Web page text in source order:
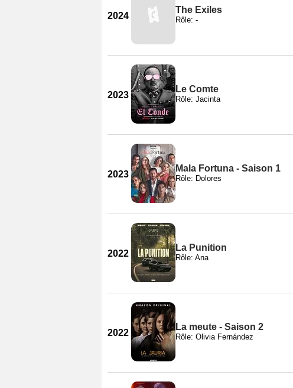
2024
The Exiles
Rôle: -
2023
Le Comte
Rôle: Jacinta
2023
Mala Fortuna - Saison 1
Rôle: Dolores
2022
La Punition
Rôle: Ana
2022
La meute - Saison 2
Rôle: Olivia Fernández